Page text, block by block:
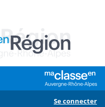
Se connecter